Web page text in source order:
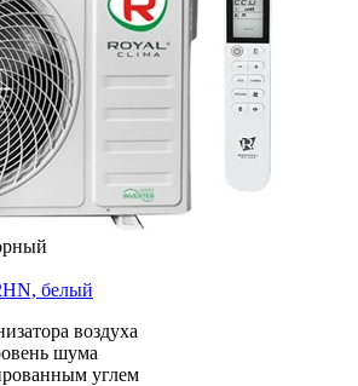
белый
воздуха
шума
углем